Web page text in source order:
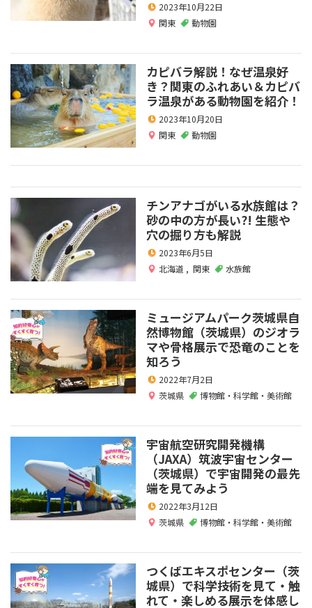
2023年10月22日
関東
動物園
カピバラ解説！なぜ温泉好
き？関東のふれあい＆カピバ
ラ温泉がある動物園を紹介！
2023年10月20日
関東
動物園
チンアナゴがいる水族館は？
砂の中の方が長い?! 生態や
穴の掘り方も解説
2023年6月5日
北海道 , 関東 水族館
ミュージアムパーク茨城県自
然博物館（茨城県）のジオラ
マや骨格展示で恐竜のことを
知ろう
2022年7月2日
茨城県
博物館・科学館・美術館
宇宙航空研究開発機構
（JAXA）筑波宇宙センター
（茨城県）で宇宙開発の最先
端を見てみよう
2022年3月12日
茨城県
博物館・科学館・美術館
つくばエキスポセンター（茨
城県）で科学技術を見て・触
れて・楽しめる展示を体感し